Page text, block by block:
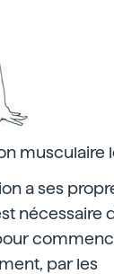
musculaire
a ses
nécessaire
par les